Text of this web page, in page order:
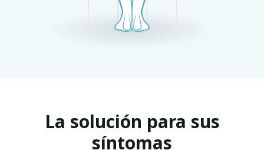
La solución para sus
síntomas